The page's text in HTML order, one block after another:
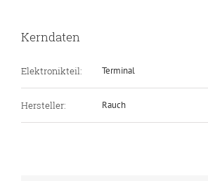
Kerndaten
Elektronikteil: Terminal
Hersteller: Rauch